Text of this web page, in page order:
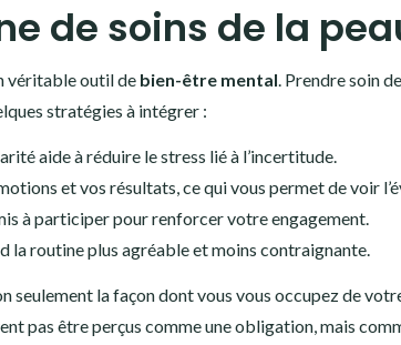
de soins de la
véritable outil de bien-être mental. Prendre soin
stratégies à intégrer :
aide à réduire le stress lié à l’incertitude.
et vos résultats, ce qui vous permet de voir
à participer pour renforcer votre engagement.
la routine plus agréable et moins contraignante.
seulement la façon dont vous vous occupez de
pas être perçus comme une obligation, mais